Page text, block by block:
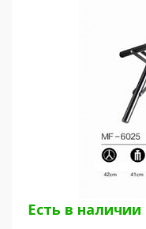
Есть в наличии